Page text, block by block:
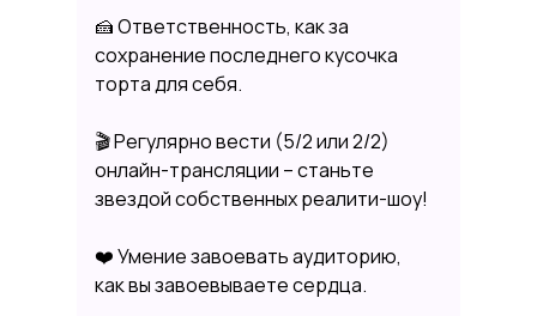
🍰 Ответственность, как за
сохранение последнего кусочка
торта для себя.
🎬 Регулярно вести (5/2 или 2/2)
онлайн-трансляции – станьте
звездой собственных реалити-шоу!
❤️ Умение завоевать аудиторию,
как вы завоевываете сердца.